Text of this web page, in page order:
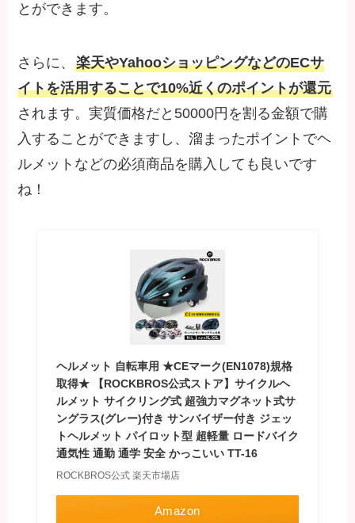
とができます。
さらに、楽天やYahooショッピングなどのECサ
イトを活用することで10%近くのポイントが還元
されます。実質価格だと50000円を割る金額で購
入することができますし、溜まったポイントでヘ
ルメットなどの必須商品を購入しても良いです
ね！
ヘルメット 自転車用 ★CEマーク(EN1078)規格
取得★ 【ROCKBROS公式ストア】サイクルヘ
ルメット サイクリング式 超強力マグネット式サ
ングラス(グレー)付き サンバイザー付き ジェッ
トヘルメット パイロット型 超軽量 ロードバイク
通気性 通勤 通学 安全 かっこいい TT-16
ROCKBROS公式 楽天市場店
Amazon